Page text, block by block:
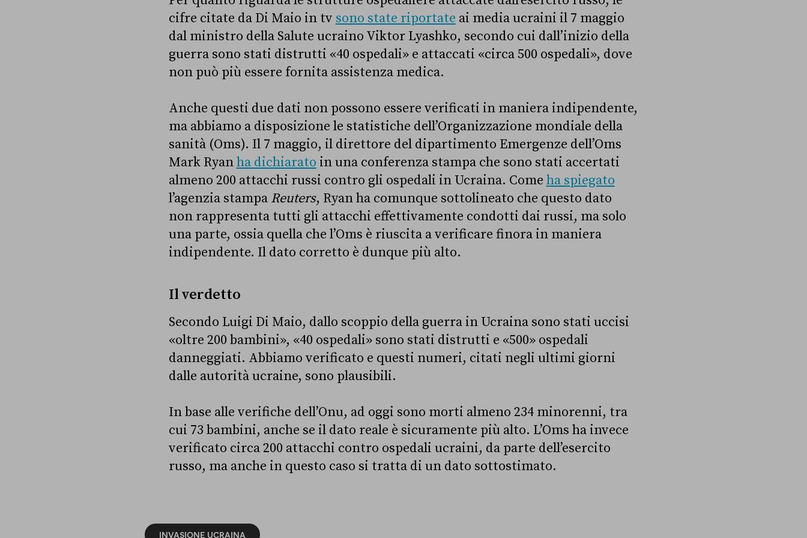
cifre citate da Di Maio in tv sono state riportate ai media ucraini il 7 maggio
dal ministro della Salute ucraino Viktor Lyashko, secondo cui dall’inizio della
guerra sono stati distrutti «40 ospedali» e attaccati «circa 500 ospedali», dove
non può più essere fornita assistenza medica.
Anche questi due dati non possono essere verificati in maniera indipendente,
ma abbiamo a disposizione le statistiche dell’Organizzazione mondiale della
sanità (Oms). Il 7 maggio, il direttore del dipartimento Emergenze dell’Oms
Mark Ryanha dichiarato in una conferenza stampa che sono stati accertati
almeno 200 attacchi russi contro gli ospedali in Ucraina. Come ha spiegato
l’agenzia stampa Reuters, Ryan ha comunque sottolineato che questo dato
non rappresenta tutti gli attacchi effettivamente condotti dai russi, ma solo
una parte, ossia quella che l’Oms è riuscita a verificare finora in maniera
indipendente. Il dato corretto è dunque più alto.
Il verdetto
Secondo Luigi Di Maio, dallo scoppio della guerra in Ucraina sono stati uccisi
«oltre 200 bambini», «40 ospedali» sono stati distrutti e «500» ospedali
danneggiati. Abbiamo verificato e questi numeri, citati negli ultimi giorni
dalle autorità ucraine, sono plausibili.
In base alle verifiche dell’Onu, ad oggi sono morti almeno 234 minorenni, tra
cui 73 bambini, anche se il dato reale è sicuramente più alto. L’Oms ha invece
verificato circa 200 attacchi contro ospedali ucraini, da parte dell’esercito
russo, ma anche in questo caso si tratta di un dato sottostimato.
INVASIONE UCRAINA